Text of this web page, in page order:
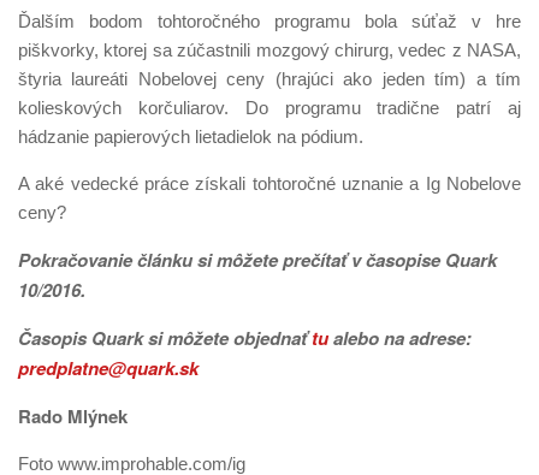
Ďalším bodom tohtoročného programu bola súťaž v hre
piškvorky, ktorej sa zúčastnili mozgový chirurg, vedec z NASA,
štyria laureáti Nobelovej ceny (hrajúci ako jeden tím) a tím
kolieskových korčuliarov. Do programu tradične patrí aj
hádzanie papierových lietadielok na pódium.
A aké vedecké práce získali tohtoročné uznanie a Ig Nobelove
ceny?
Pokračovanie článku si môžete prečítať v časopise Quark
10/2016.
Časopis Quark si môžete objednaťtualebo na adrese:
predplatne@quark.sk
Rado Mlýnek
Foto www.improhable.com/ig